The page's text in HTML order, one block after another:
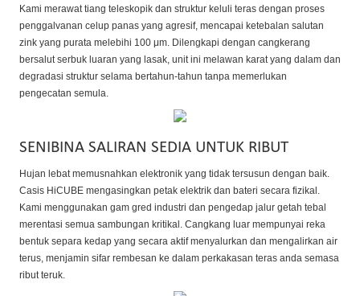
Kami merawat tiang teleskopik dan struktur keluli teras dengan proses
penggalvanan celup panas yang agresif, mencapai ketebalan salutan
zink yang purata melebihi 100 μm. Dilengkapi dengan cangkerang
bersalut serbuk luaran yang lasak, unit ini melawan karat yang dalam dan
degradasi struktur selama bertahun-tahun tanpa memerlukan
pengecatan semula.
SENIBINA SALIRAN SEDIA UNTUK RIBUT
Hujan lebat memusnahkan elektronik yang tidak tersusun dengan baik.
Casis HiCUBE mengasingkan petak elektrik dan bateri secara fizikal.
Kami menggunakan gam gred industri dan pengedap jalur getah tebal
merentasi semua sambungan kritikal. Cangkang luar mempunyai reka
bentuk separa kedap yang secara aktif menyalurkan dan mengalirkan air
terus, menjamin sifar rembesan ke dalam perkakasan teras anda semasa
ribut teruk.